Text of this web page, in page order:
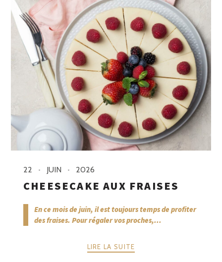
22 JUIN 2026
CHEESECAKE AUX FRAISES
En ce mois de juin, il est toujours temps de profiter
des fraises. Pour régaler vos proches,...
LIRE LA SUITE